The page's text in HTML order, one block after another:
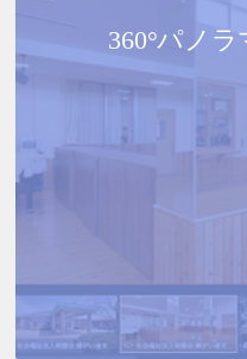
360°パノラ